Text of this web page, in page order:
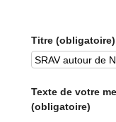
Titre (obligatoire)
Texte de votre
(obligatoire)